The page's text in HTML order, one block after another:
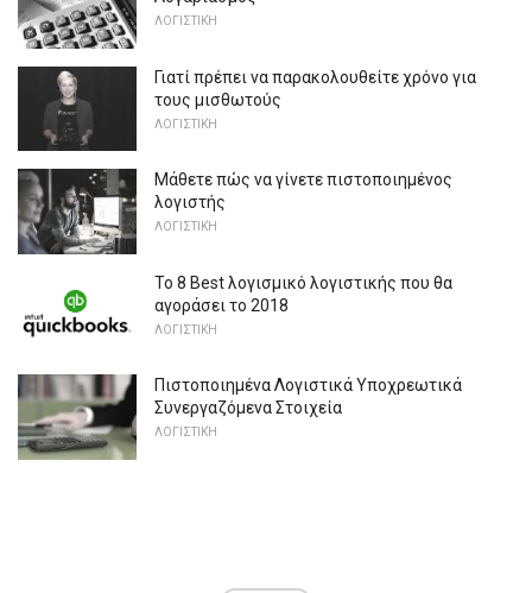
ΛΟΓΙΣΤΙΚΉ
Γιατί πρέπει να παρακολουθείτε χρόνο για
τους μισθωτούς
ΛΟΓΙΣΤΙΚΉ
Μάθετε πώς να γίνετε πιστοποιημένος
λογιστής
ΛΟΓΙΣΤΙΚΉ
Το 8 Best λογισμικό λογιστικής που θα
αγοράσει το 2018
ΛΟΓΙΣΤΙΚΉ
Πιστοποιημένα Λογιστικά Υποχρεωτικά
Συνεργαζόμενα Στοιχεία
ΛΟΓΙΣΤΙΚΉ